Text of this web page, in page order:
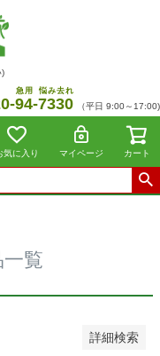
)
94
急用
-7330
悩み去れ
（平日 9:00～17:00)
気に入り マイページ カート
覧
詳細検索